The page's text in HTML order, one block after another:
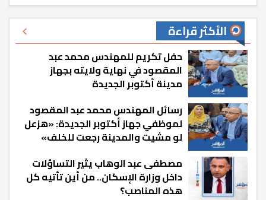
الأكثر قراءة
حفل تكريم للمهندس محمد عبد
المقصود في نهاية ولايته بجهاز
مدينة أكتوبر الجديدة
رسائل المهندس محمد عبد المقصود
لموظفي جهاز أكتوبر الجديدة: «هزعل
لو مشيت والمدينة رجعت للخلف»
مصطفى عبد الوهاب يثير التساؤلات
داخل وزارة الإسكان.. من أين تأتيه كل
هذه المناصب؟